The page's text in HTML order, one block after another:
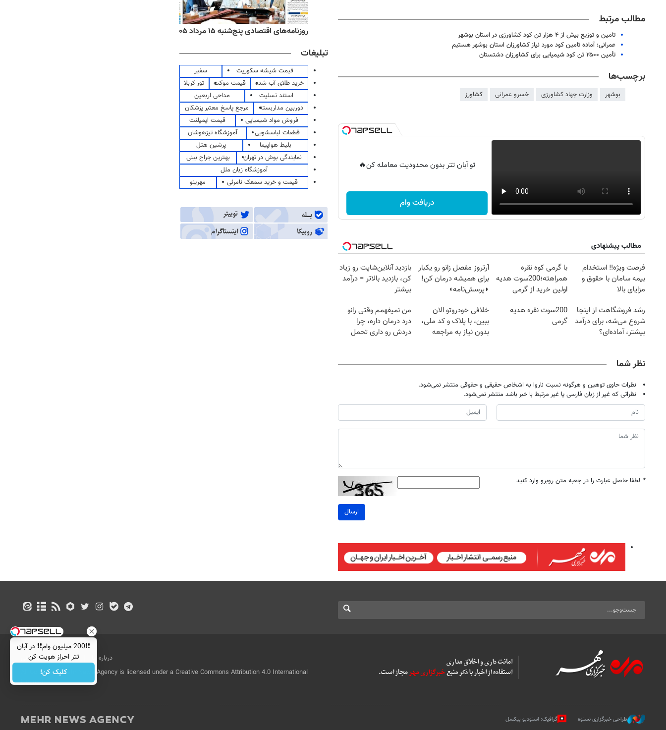
مطالب مرتبط
تامین و توزیع بیش از ۴ هزار تن کود کشاورزی در استان بوشهر
عمرانی: آماده تامین کود مورد نیاز کشاورزان استان بوشهر هستیم
تأمین ۲۵۰۰ تن کود شیمیایی برای کشاورزان دشتستان
برچسب‌ها
بوشهر وزارت جهاد کشاورزی خسرو عمرانی کشاورز
تو آبان تتر بدون محدودیت معامله کن🔥
دریافت وام
مطالب پیشنهادی
فرصت ویژه‼️ استخدام
بیمه سامان با حقوق و
مزایای بالا
با گرمی کوه نقره
همراهته؛200سوت هدیه
اولین خرید از گرمی
آرتروز مفصل زانو رو یکبار
برای همیشه درمان کن!
◗پرسش‌نامه◖
بازدید آنلاین‌شاپت رو زیاد
کن، بازدید بالاتر = درآمد
بیشتر
رشد فروشگاهت از اینجا
شروع می‌شه، برای درآمد
بیشتر، آماده‌ای؟
200سوت نقره هدیه
گرمی
خلافی خودروتو الان
ببین، با پلاک و کد ملی،
بدون نیاز به مراجعه
من نمیفهمم وقتی زانو
درد درمان داره، چرا
دردش رو داری تحمل
نظر شما
نظرات حاوی توهین و هرگونه نسبت ناروا به اشخاص حقیقی و حقوقی منتشر نمی‌شود.
نظراتی که غیر از زبان فارسی یا غیر مرتبط با خبر باشد منتشر نمی‌شود.
* لطفا حاصل عبارت را در جعبه متن روبرو وارد کنید
ارسال
روزنامه‌های صبح پنج‌شنبه ۱۵ مرداد ۱۴۰۵ روزنامه‌های اقتصادی پنج‌شنبه ۱۵ مرداد ۱۴۰۵
تبلیغات
قیمت شیشه سکوریت
سفیر
خرید طلای آب شده
قیمت موکت
تور کربلا
استند تسلیت
مداحی اربعین
دوربین مداربسته
مرجع پاسخ معتبر پزشکان
فروش مواد شیمیایی
قیمت ایمپلنت
قطعات لباسشویی
آموزشگاه تیزهوشان
بلیط هواپیما
پرشین هتل
نمایندگی بوش در تهران
بهترین جراح بینی
آموزشگاه زبان ملل
قیمت و خرید سمعک نامرئی
مهرینو
درباره ما تماس با ما
بازرگانی
All Content by Mehr News Agency is licensed under a Creative Commons Attribution 4.0 International
License.
طراحی خبرگزاری نستوه گرافیک: استودیو پیکسل
❗❗200 میلیون وام❗❗ در آبان
تتر احراز هویت کن
کلیک کن!